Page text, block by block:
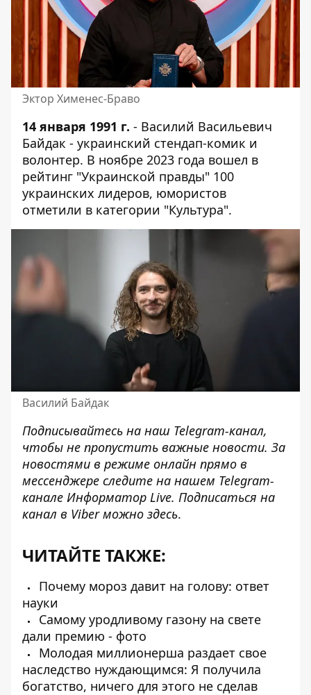
Эктор Хименес-Браво
14 января 1991 г. - Василий Васильевич
Байдак - украинский стендап-комик и
волонтер. В ноябре 2023 года вошел в
рейтинг "Украинской правды" 100
украинских лидеров, юмористов
отметили в категории "Культура".
Василий Байдак
Подписывайтесь на наш Telegram-канал,
чтобы не пропустить важные новости. За
новостями в режиме онлайн прямо в
мессенджере следите на нашем Telegram-
канале Информатор Live. Подписаться на
канал в Viber можно здесь.
ЧИТАЙТЕ ТАКЖЕ:
Почему мороз давит на голову: ответ
науки
Самому уродливому газону на свете
дали премию - фото
Молодая миллионерша раздает свое
наследство нуждающимся: Я получила
богатство, ничего для этого не сделав